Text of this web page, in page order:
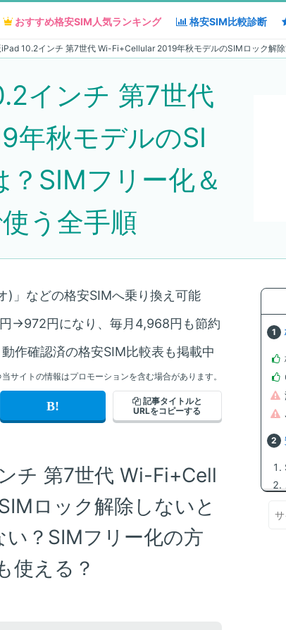
おすすめ格安SIM人気ランキング 格安SIM比較診断
10.2インチ 第7世代 Wi-Fi+Cellular 2019年秋モデルのSIMロック解
インチ 第7世代
年秋モデルのSI
SIMフリー化＆
う全手順
)」などの格安SIMへ乗り換え可能
→972円になり、毎月4,968円も節約
作確認済の格安SIM比較表も掲載中
サイトの情報はプロモーションを含む場合があります。
記事タイトルと
URLをコピーする
チ 第7世代 Wi-Fi+Cell
ロック解除しないと
？SIMフリー化の方
使える？
おすすめ格安SIM人気ランキング 格安SIM比較診断